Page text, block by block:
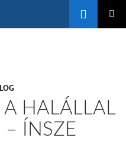
A HALÁLLAL
– ÍNSZE